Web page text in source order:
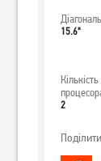
15.6"
2